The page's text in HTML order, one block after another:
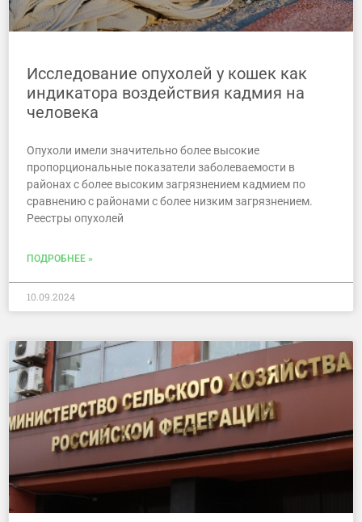
Исследование опухолей у кошек как
индикатора воздействия кадмия на
человека
Опухоли имели значительно более высокие
пропорциональные показатели заболеваемости в
районах с более высоким загрязнением кадмием по
сравнению с районами с более низким загрязнением.
Реестры опухолей
ПОДРОБНЕЕ »
10.09.2024